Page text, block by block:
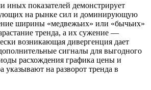
иных показателей демонстрирует
на рынке сил и доминирующую
ширины «медвежьих» или «бычьих»
тренда, а их сужение —
возникающая дивергенция дает
сигналы для выгодного
расхождения графика цены и
указывают на разворот тренда в